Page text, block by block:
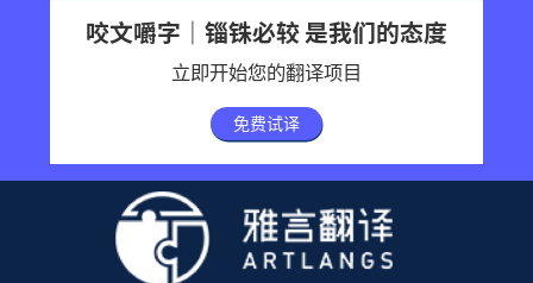
咬文嚼字｜锱铢必较 是我们的态度
立即开始您的翻译项目
免费试译